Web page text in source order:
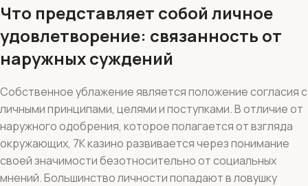
Что представляет собой личное
удовлетворение: связанность от
наружных суждений
Собственное ублажение является положение согласия с
личными принципами, целями и поступками. В отличие от
наружного одобрения, которое полагается от взгляда
окружающих, 7К казино развивается через понимание
своей значимости безотносительно от социальных
мнений. Большинство личности попадают в ловушку